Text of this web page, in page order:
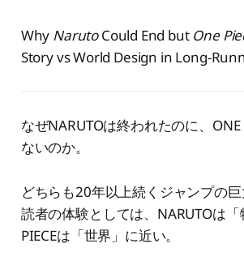
Why NarutoCould End but One
Story vs World Design in Long-
なぜNARUTOは終われたのに、ONE
ないのか。
どちらも20年以上続くジャンプの
読者の体験としては、NARUTOは
PIECEは「世界」に近い。